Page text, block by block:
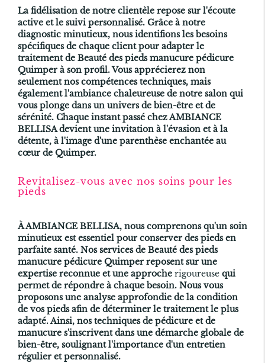
La fidélisation de notre clientèle repose sur l'écoute
active et le suivi personnalisé. Grâce à notre
diagnostic minutieux, nous identifions les besoins
spécifiques de chaque client pour adapter le
traitement de Beauté des pieds manucure pédicure
Quimperà son profil. Vous apprécierez non
seulement nos compétences techniques, mais
également l'ambiance chaleureuse de notre salon qui
vous plonge dans un univers de bien-être et de
sérénité. Chaque instant passé chez AMBIANCE
BELLISA devient une invitation à l'évasion et à la
détente, à l'image d'une parenthèse enchantée au
cœur de Quimper.
Revitalisez-vous avec nos soins pour les
pieds
À AMBIANCE BELLISA, nous comprenons qu'un soin
minutieux est essentiel pour conserver des pieds en
parfaite santé. Nos services de Beauté des pieds
manucure pédicure Quimperreposent sur une
expertise reconnue et une approche rigoureuse qui
permet de répondre à chaque besoin. Nous vous
proposons une analyse approfondie de la condition
de vos pieds afin de déterminer le traitement le plus
adapté. Ainsi, nos techniques de pédicure et de
manucure s'inscrivent dans une démarche globale de
bien-être, soulignant l'importance d'un entretien
régulier et personnalisé.